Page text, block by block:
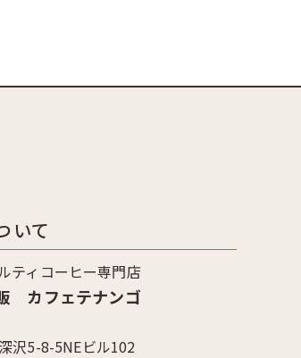
いて
ティコーヒー専門店
カフェテナンゴ
沢5-8-5NEビル102